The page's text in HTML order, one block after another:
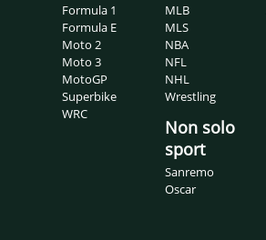
Formula 1
Formula E
Moto 2
Moto 3
MotoGP
Superbike
WRC
MLB
MLS
NBA
NFL
NHL
Wrestling
Non solo
sport
Sanremo
Oscar